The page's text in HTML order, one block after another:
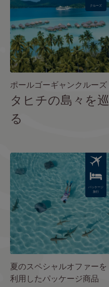
クルーズ
ポールゴーギャンクルーズ
タヒチの島々を巡
る
Image
パッケージ
旅行
夏のスペシャルオファーを
利用したパッケージ商品